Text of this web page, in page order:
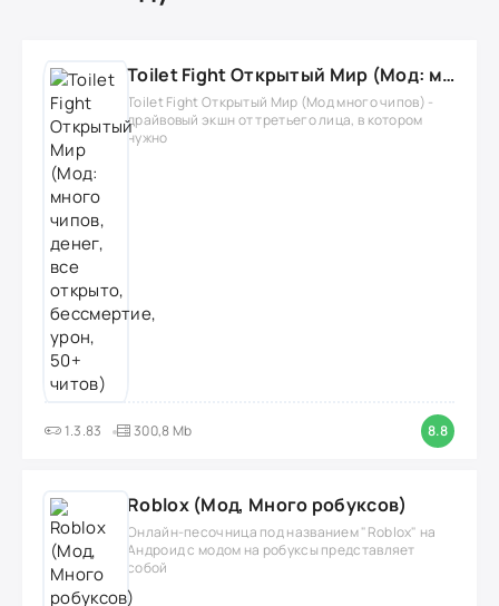
Toilet Fight Открытый Мир (Мод: много чипов, денег, все открыто, бессмертие, урон, 50+ читов)
Toilet Fight Открытый Мир (Мод много чипов) -
драйвовый экшн от третьего лица, в котором
нужно
1.3.83 300,8 Mb 8.8
Roblox (Мод, Много робуксов)
Онлайн-песочница под названием "Roblox" на
Андроид с модом на робуксы представляет
собой